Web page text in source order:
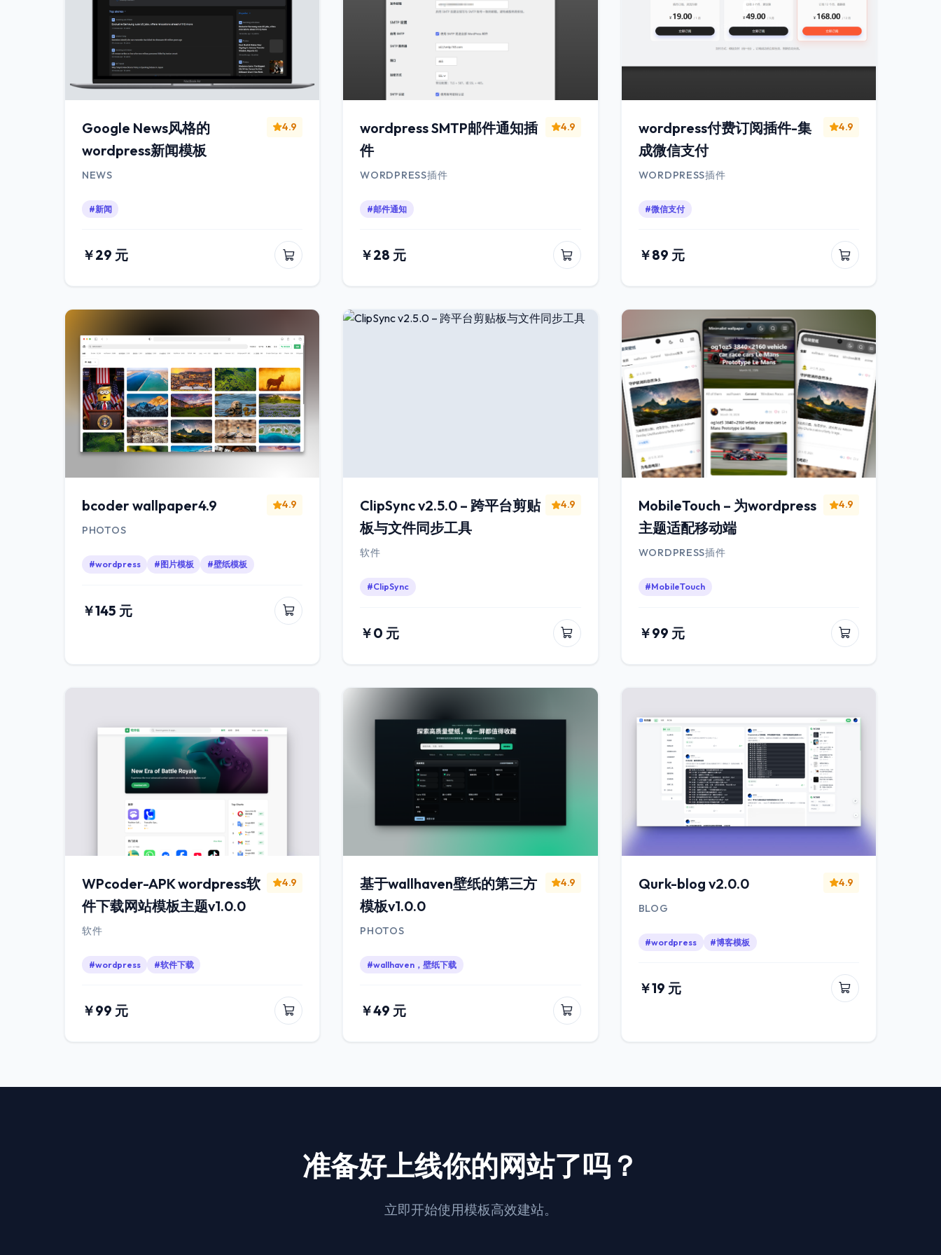
Google News风格的
wordpress新闻模板
4.9
NEWS
#新闻
￥29 元
wordpress SMTP邮件通知插
件
4.9
WORDPRESS插件
#邮件通知
￥28 元
wordpress付费订阅插件-集
成微信支付
4.9
WORDPRESS插件
#微信支付
￥89 元
bcoder wallpaper4.9 4.9
PHOTOS
#wordpress #图片模板 #壁纸模板
￥145 元
ClipSync v2.5.0 – 跨平台剪贴
板与文件同步工具
4.9
软件
#ClipSync
￥0 元
MobileTouch – 为wordpress
主题适配移动端
4.9
WORDPRESS插件
#MobileTouch
￥99 元
WPcoder-APK wordpress软
件下载网站模板主题v1.0.0
4.9
软件
#wordpress #软件下载
￥99 元
基于wallhaven壁纸的第三方
模板v1.0.0
4.9
PHOTOS
#wallhaven，壁纸下载
￥49 元
Qurk-blog v2.0.0 4.9
BLOG
#wordpress #博客模板
￥19 元
准备好上线你的网站了吗？
立即开始使用模板高效建站。